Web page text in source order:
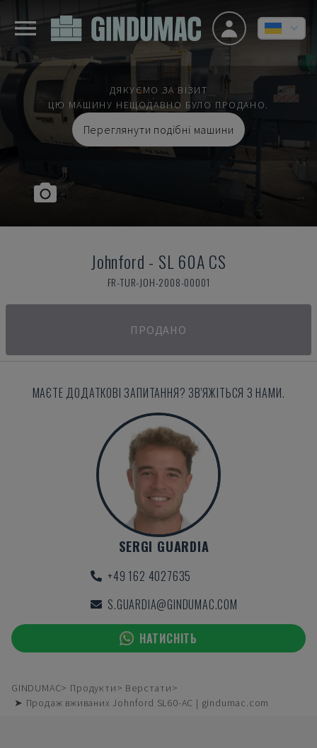
ДЯКУЄМО ЗА ВІЗИТ
ЦЮ МАШИНУ НЕЩОДАВНО БУЛО ПРОДАНО.
Переглянути подібні машини
Johnford - SL 60A CS
FR-TUR-JOH-2008-00001
ПРОДАНО
МАЄТЕ ДОДАТКОВІ ЗАПИТАННЯ? ЗВ'ЯЖІТЬСЯ З НАМИ.
SERGI GUARDIA
+49 162 4027635
S.GUARDIA@GINDUMAC.COM
НАТИСНІТЬ
GINDUMAC Продукти
Верстати
➤ Продаж вживаних Johnford SL60-AC | gindumac.com